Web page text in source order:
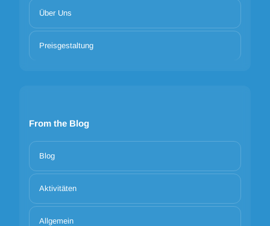
Über Uns
Preisgestaltung
From the Blog
Blog
Aktivitäten
Allgemein